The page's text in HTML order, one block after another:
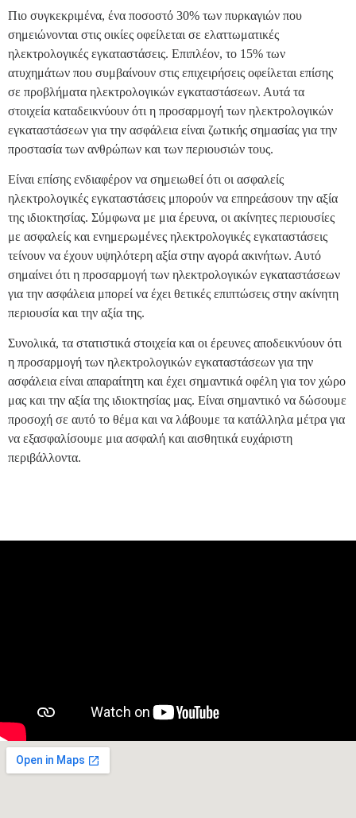
Πιο συγκεκριμένα, ένα ποσοστό 30% των πυρκαγιών που
σημειώνονται στις οικίες οφείλεται σε ελαττωματικές
ηλεκτρολογικές εγκαταστάσεις. Επιπλέον, το 15% των
ατυχημάτων που συμβαίνουν στις επιχειρήσεις οφείλεται επίσης
σε προβλήματα ηλεκτρολογικών εγκαταστάσεων. Αυτά τα
στοιχεία καταδεικνύουν ότι η προσαρμογή των ηλεκτρολογικών
εγκαταστάσεων για την ασφάλεια είναι ζωτικής σημασίας για την
προστασία των ανθρώπων και των περιουσιών τους.
Είναι επίσης ενδιαφέρον να σημειωθεί ότι οι ασφαλείς
ηλεκτρολογικές εγκαταστάσεις μπορούν να επηρεάσουν την αξία
της ιδιοκτησίας. Σύμφωνα με μια έρευνα, οι ακίνητες περιουσίες
με ασφαλείς και ενημερωμένες ηλεκτρολογικές εγκαταστάσεις
τείνουν να έχουν υψηλότερη αξία στην αγορά ακινήτων. Αυτό
σημαίνει ότι η προσαρμογή των ηλεκτρολογικών εγκαταστάσεων
για την ασφάλεια μπορεί να έχει θετικές επιπτώσεις στην ακίνητη
περιουσία και την αξία της.
Συνολικά, τα στατιστικά στοιχεία και οι έρευνες αποδεικνύουν ότι
η προσαρμογή των ηλεκτρολογικών εγκαταστάσεων για την
ασφάλεια είναι απαραίτητη και έχει σημαντικά οφέλη για τον χώρο
μας και την αξία της ιδιοκτησίας μας. Είναι σημαντικό να δώσουμε
προσοχή σε αυτό το θέμα και να λάβουμε τα κατάλληλα μέτρα για
να εξασφαλίσουμε μια ασφαλή και αισθητικά ευχάριστη
περιβάλλοντα.